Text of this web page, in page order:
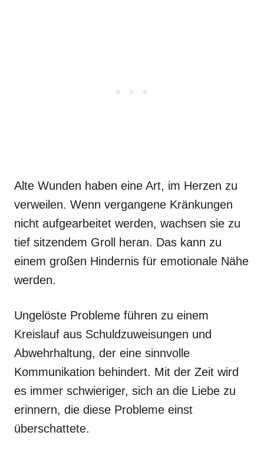
Alte Wunden haben eine Art, im Herzen zu
verweilen. Wenn vergangene Kränkungen
nicht aufgearbeitet werden, wachsen sie zu
tief sitzendem Groll heran. Das kann zu
einem großen Hindernis für emotionale Nähe
werden.
Ungelöste Probleme führen zu einem
Kreislauf aus Schuldzuweisungen und
Abwehrhaltung, der eine sinnvolle
Kommunikation behindert. Mit der Zeit wird
es immer schwieriger, sich an die Liebe zu
erinnern, die diese Probleme einst
überschattete.